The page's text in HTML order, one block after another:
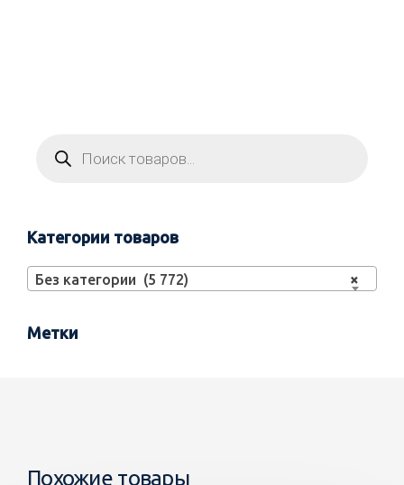
Категории товаров
×
Без категории (5 772)
Метки
Похожие товары